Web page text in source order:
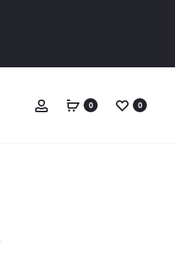
Cuenta
0 0